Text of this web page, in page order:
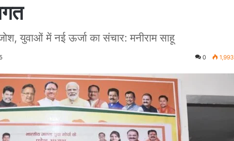
युवाओं में नई ऊर्जा का संचार: मनीराम साहू
0 1,993